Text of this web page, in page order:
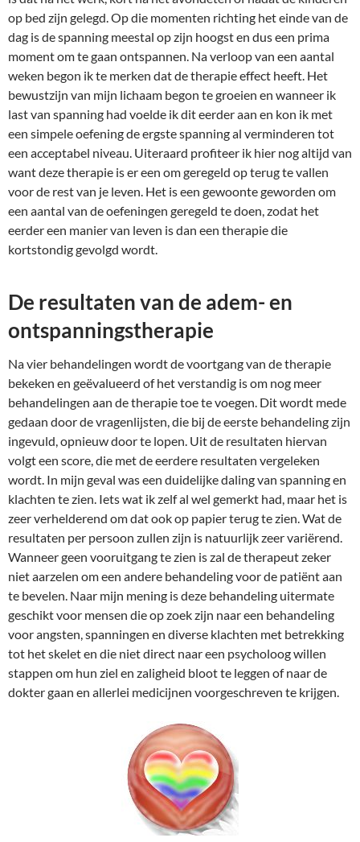
op bed zijn gelegd. Op die momenten richting het einde van de
dag is de spanning meestal op zijn hoogst en dus een prima
moment om te gaan ontspannen. Na verloop van een aantal
weken begon ik te merken dat de therapie effect heeft. Het
bewustzijn van mijn lichaam begon te groeien en wanneer ik
last van spanning had voelde ik dit eerder aan en kon ik met
een simpele oefening de ergste spanning al verminderen tot
een acceptabel niveau. Uiteraard profiteer ik hier nog altijd van
want deze therapie is er een om geregeld op terug te vallen
voor de rest van je leven. Het is een gewoonte geworden om
een aantal van de oefeningen geregeld te doen, zodat het
eerder een manier van leven is dan een therapie die
kortstondig gevolgd wordt.
De resultaten van de adem- en
ontspanningstherapie
Na vier behandelingen wordt de voortgang van de therapie
bekeken en geëvalueerd of het verstandig is om nog meer
behandelingen aan de therapie toe te voegen. Dit wordt mede
gedaan door de vragenlijsten, die bij de eerste behandeling zijn
ingevuld, opnieuw door te lopen. Uit de resultaten hiervan
volgt een score, die met de eerdere resultaten vergeleken
wordt. In mijn geval was een duidelijke daling van spanning en
klachten te zien. Iets wat ik zelf al wel gemerkt had, maar het is
zeer verhelderend om dat ook op papier terug te zien. Wat de
resultaten per persoon zullen zijn is natuurlijk zeer variërend.
Wanneer geen vooruitgang te zien is zal de therapeut zeker
niet aarzelen om een andere behandeling voor de patiënt aan
te bevelen. Naar mijn mening is deze behandeling uitermate
geschikt voor mensen die op zoek zijn naar een behandeling
voor angsten, spanningen en diverse klachten met betrekking
tot het skelet en die niet direct naar een psycholoog willen
stappen om hun ziel en zaligheid bloot te leggen of naar de
dokter gaan en allerlei medicijnen voorgeschreven te krijgen.